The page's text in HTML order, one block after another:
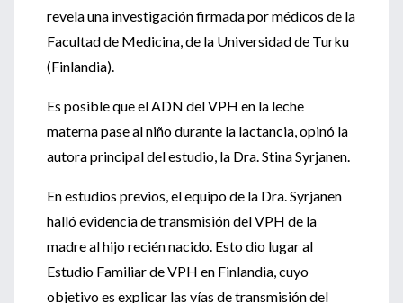
revela una investigación firmada por médicos de la
Facultad de Medicina, de la Universidad de Turku
(Finlandia).
Es posible que el ADN del VPH en la leche
materna pase al niño durante la lactancia, opinó la
autora principal del estudio, la Dra. Stina Syrjanen.
En estudios previos, el equipo de la Dra. Syrjanen
halló evidencia de transmisión del VPH de la
madre al hijo recién nacido. Esto dio lugar al
Estudio Familiar de VPH en Finlandia, cuyo
objetivo es explicar las vías de transmisión del